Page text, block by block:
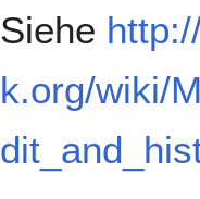
Siehe
k.org/wiki/